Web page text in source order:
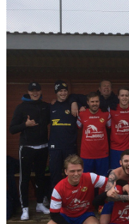
GÄSTBOK
BILDGALLERI
KONTAKT
SPONSORER
UPPLANDSCUPEN 2026
SERIETABELL DIV 4 2026
MATCHER